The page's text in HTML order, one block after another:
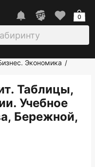
0
Экономика /
Таблицы,
Учебное
Бережной,